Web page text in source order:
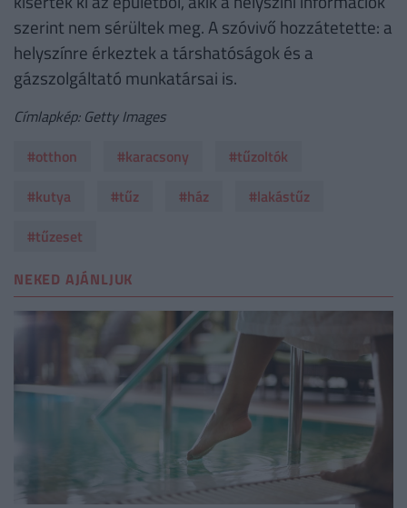
szerint nem sérültek meg. A szóvivő hozzátetette: a
helyszínre érkeztek a társhatóságok és a
gázszolgáltató munkatársai is.
Címlapkép: Getty Images
#otthon
#karacsony
#tűzoltók
#kutya
#tűz #ház
#lakástűz
#tűzeset
NEKED AJÁNLJUK